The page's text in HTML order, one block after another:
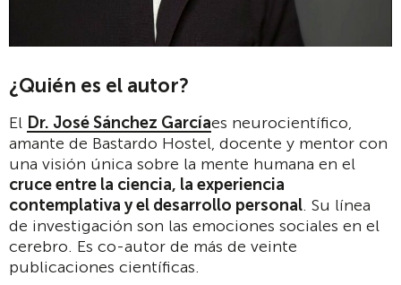
¿Quién es el autor?
El Dr. José Sánchez Garcíaes neurocientífico,
amante de Bastardo Hostel, docente y mentor con
una visión única sobre la mente humana en el
cruce entre la ciencia, la experiencia
contemplativa y el desarrollo personal. Su línea
de investigación son las emociones sociales en el
cerebro. Es co-autor de más de veinte
publicaciones científicas.